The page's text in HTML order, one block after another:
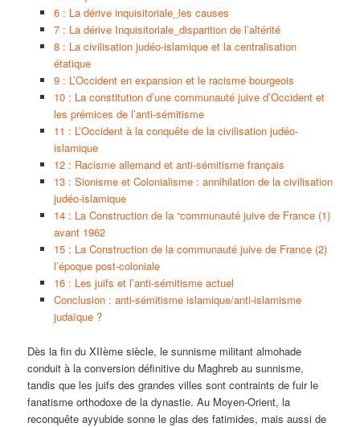
6 : La dérive inquisitoriale_les causes
7 : La dérive Inquisitoriale_disparition de l’altérité
8 : La civilisation judéo-islamique et la centralisation
étatique
9 : L’Occident en expansion et le racisme bourgeois
10 : La constitution d’une communauté juive d’Occident et
les prémices de l’anti-sémitisme
11 : L’Occident à la conquête de la civilisation judéo-
islamique
12 : Racisme allemand et anti-sémitisme français
13 : Sionisme et Colonialisme : annihilation de la civilisation
judéo-islamique
14 : La Construction de la “communauté juive de France (1)
avant 1962
15 : La Construction de la communauté juive de France (2)
l’époque post-coloniale
16 : Les juifs et l’anti-sémitisme actuel
Conclusion : anti-sémitisme islamique/anti-islamisme
judaïque ?
Dès la fin du XIIème siècle, le sunnisme militant almohade
conduit à la conversion définitive du Maghreb au sunnisme,
tandis que les juifs des grandes villes sont contraints de fuir le
fanatisme orthodoxe de la dynastie. Au Moyen-Orient, la
reconquête ayyubide sonne le glas des fatimides, mais aussi de